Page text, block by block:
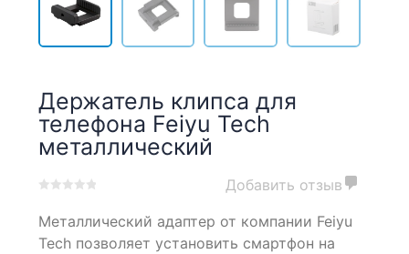
Держатель клипса для
телефона Feiyu Tech
металлический
out
Добавить отзыв
Металлический адаптер от компании Feiyu
Tech позволяет установить смартфон на